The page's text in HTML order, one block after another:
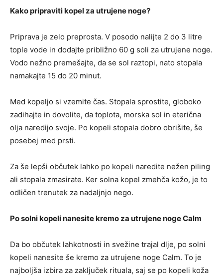
Kako pripraviti kopel za utrujene noge?
Priprava je zelo preprosta. V posodo nalijte 2 do 3 litre
tople vode in dodajte približno 60 g soli za utrujene noge.
Vodo nežno premešajte, da se sol raztopi, nato stopala
namakajte 15 do 20 minut.
Med kopeljo si vzemite čas. Stopala sprostite, globoko
zadihajte in dovolite, da toplota, morska sol in eterična
olja naredijo svoje. Po kopeli stopala dobro obrišite, še
posebej med prsti.
Za še lepši občutek lahko po kopeli naredite nežen piling
ali stopala zmasirate. Ker solna kopel zmehča kožo, je to
odličen trenutek za nadaljnjo nego.
Po solni kopeli nanesite kremo za utrujene noge Calm
Da bo občutek lahkotnosti in svežine trajal dlje, po solni
kopeli nanesite še kremo za utrujene noge Calm. To je
najboljša izbira za zaključek rituala, saj se po kopeli koža